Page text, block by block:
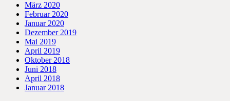
März 2020
Februar 2020
Januar 2020
Dezember 2019
Mai 2019
April 2019
Oktober 2018
Juni 2018
April 2018
Januar 2018